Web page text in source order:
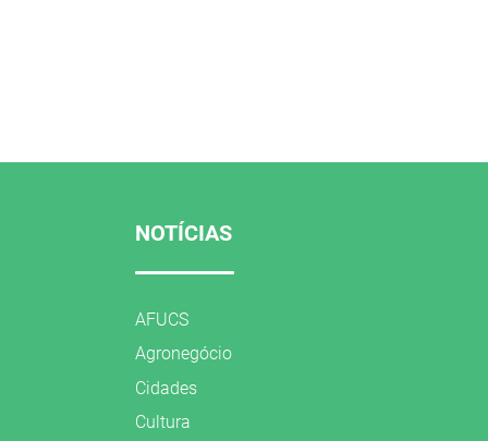
NOTÍCIAS
AFUCS
Agronegócio
Cidades
Cultura